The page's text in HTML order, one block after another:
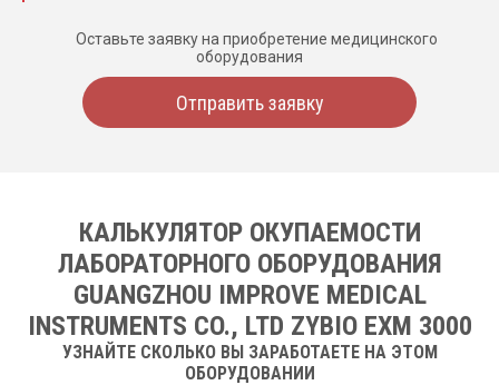
Оставьте заявку на приобретение медицинского
оборудования
Отправить заявку
КАЛЬКУЛЯТОР ОКУПАЕМОСТИ
ЛАБОРАТОРНОГО ОБОРУДОВАНИЯ
GUANGZHOU IMPROVE MEDICAL
INSTRUMENTS CO., LTD ZYBIO EXM 3000
УЗНАЙТЕ СКОЛЬКО ВЫ ЗАРАБОТАЕТЕ НА ЭТОМ
ОБОРУДОВАНИИ